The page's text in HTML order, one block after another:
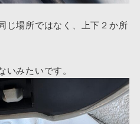
じ場所ではなく、上下２か所
みたいです。